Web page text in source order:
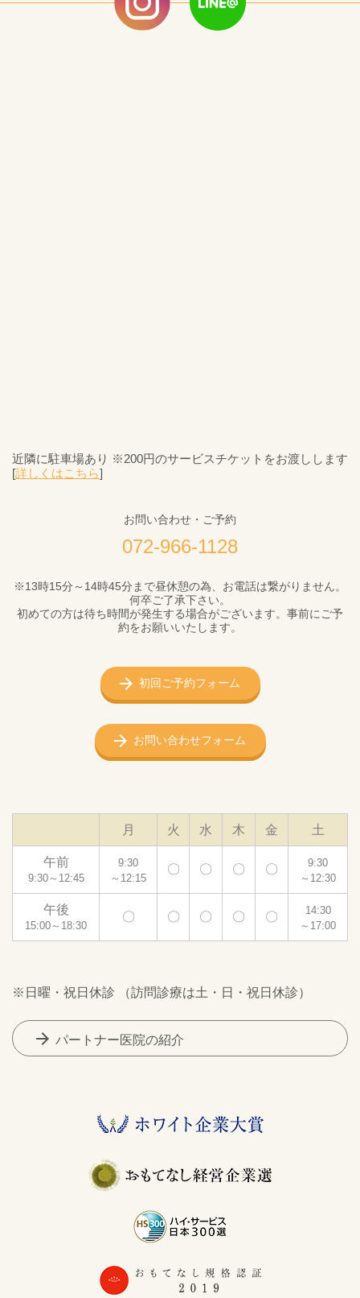
近隣に駐車場あり ※200円のサービスチケットをお渡しします
[詳しくはこちら]
お問い合わせ・ご予約
072-966-1128
※13時15分～14時45分まで昼休憩の為、お電話は繋がりません。
何卒ご了承下さい。
初めての方は待ち時間が発生する場合がございます。事前にご予
約をお願いいたします。
初回ご予約フォーム
お問い合わせフォーム
月 火 水 木 金 土
午前
9:30～12:45
9:30
～12:15
〇 〇 〇 〇
9:30
～12:30
午後
15:00～18:30
〇 〇 〇 〇 〇
14:30
～17:00
※日曜・祝日休診 （訪問診療は土・日・祝日休診）
arrow_forward パートナー医院の紹介